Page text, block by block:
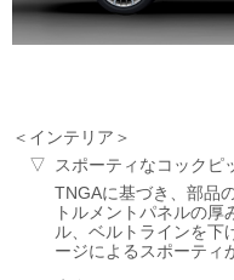
インテリア
スポーティなコックピ
TNGAに基づき、部品
トルメントパネルの
ル、ベルトラインを下
ージによるスポーティ